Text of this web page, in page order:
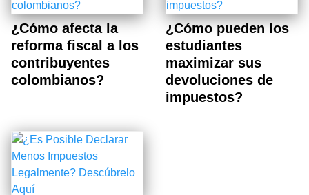
¿Cómo afecta la
reforma fiscal a los
contribuyentes
colombianos?
¿Cómo pueden los
estudiantes
maximizar sus
devoluciones de
impuestos?